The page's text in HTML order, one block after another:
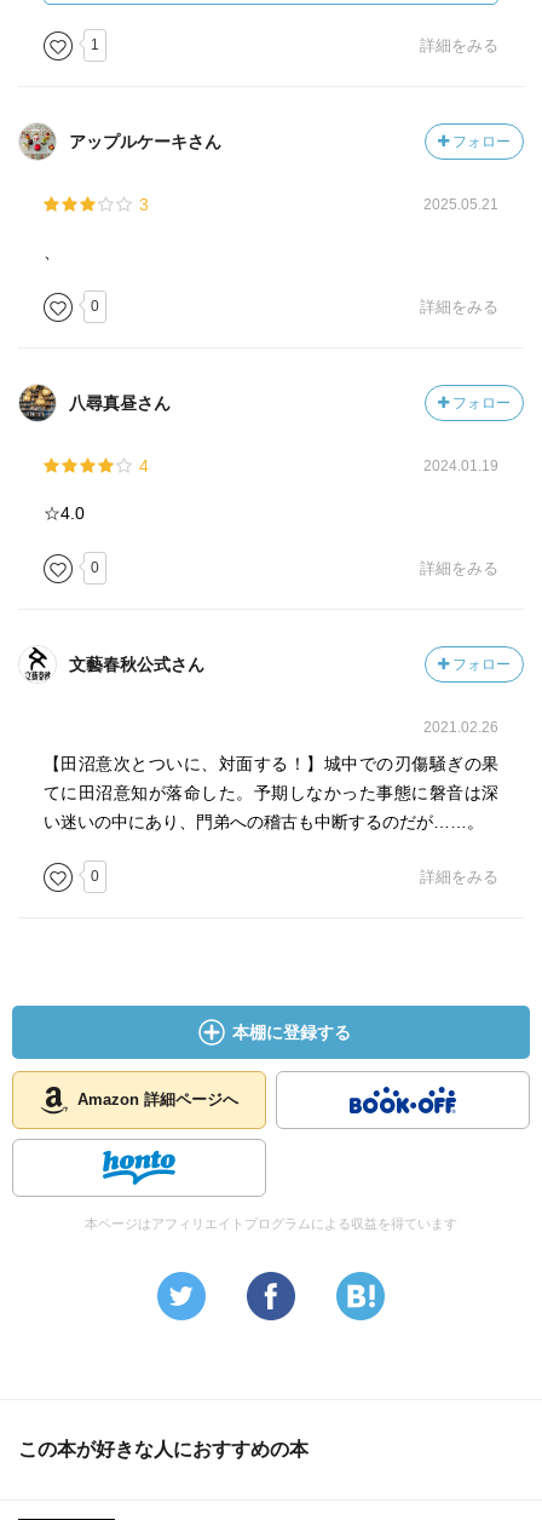
ばらしいゴールデンコンビですな。
そして毎度のことながら、白山がかわゆくていとおしい
1 詳細をみる
アップルケーキさん フォロー
3 2025.05.21
0 詳細をみる
八尋真昼さん フォロー
4 2024.01.19
☆4.0
0 詳細をみる
文藝春秋公式さん フォロー
2021.02.26
【田沼意次とついに、対面する！】城中での刃傷騒ぎの果
てに田沼意知が落命した。予期しなかった事態に磐音は深
い迷いの中にあり、門弟への稽古も中断するのだが……。
0 詳細をみる
本棚に登録する
Amazon 詳細ページへ
本ページはアフィリエイトプログラムによる収益を得ています
この本が好きな人におすすめの本